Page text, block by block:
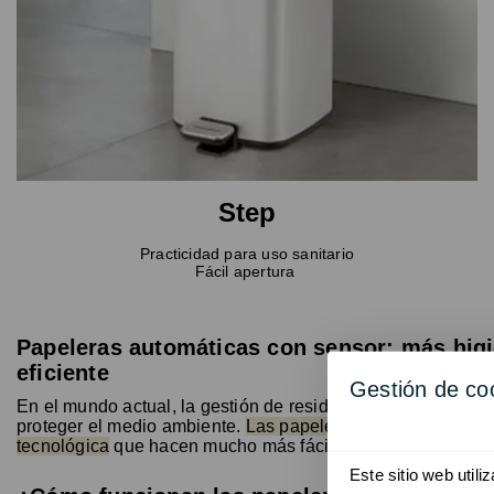
Step
Practicidad para uso sanitario
Fácil apertura
Papeleras automáticas con sensor: más
eficiente
En el mundo actual, la gestión de residuos es un tema
proteger el medio ambiente. Las papeleras con sensor son
tecnológica que hacen mucho más fácil y cómoda la
Gestión de
Este sitio web